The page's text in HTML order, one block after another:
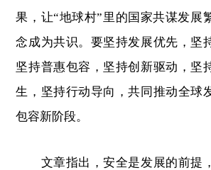
果，让“地球村”里的国家共谋发展
念成为共识。要坚持发展优先，坚
坚持普惠包容，坚持创新驱动，坚
生，坚持行动导向，共同推动全球
包容新阶段。
文章指出，安全是发展的前提